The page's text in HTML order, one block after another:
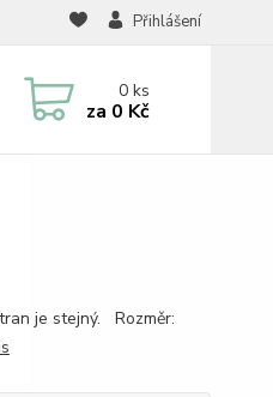
Přihlášení
0ks
za 0 Kč
je stejný. Rozměr: